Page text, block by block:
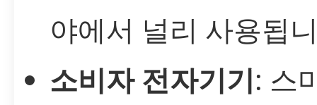
야에서 널리 사용됩
소비자 전자기기: 스